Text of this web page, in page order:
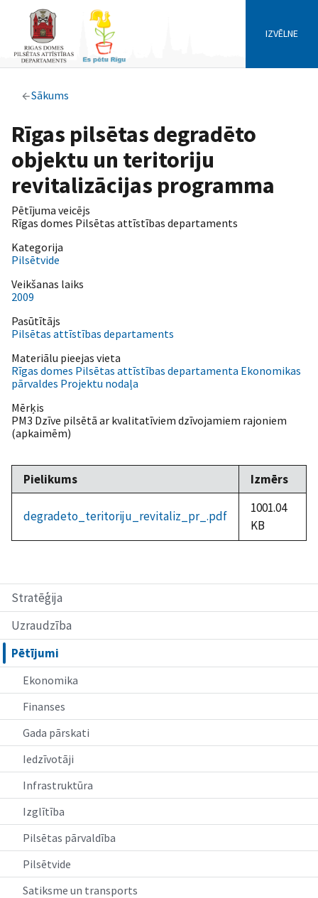
IZVĒLNE
Sākums
Stratēģija
Uzraudzība
Pētījumi
Ekonomika
Finanses
Gada pārskati
Iedzīvotāji
Infrastruktūra
Izglītība
Pilsētas pārvaldība
Pilsētvide
Satiksme un transports
Rīgas pilsētas degradēto
objektu un teritoriju
revitalizācijas programma
Pētījuma veicējs
Rīgas domes Pilsētas attīstības departaments
Kategorija
Pilsētvide
Veikšanas laiks
2009
Pasūtītājs
Pilsētas attīstības departaments
Materiālu pieejas vieta
Rīgas domes Pilsētas attīstības departamenta Ekonomikas
pārvaldes Projektu nodaļa
Mērķis
PM3 Dzīve pilsētā ar kvalitatīviem dzīvojamiem rajoniem
(apkaimēm)
Pielikums Izmērs
degradeto_teritoriju_revitaliz_pr_.pdf
1001.04
KB